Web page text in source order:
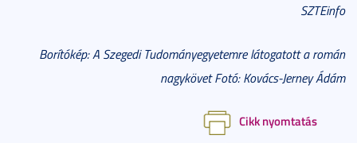
SZTEinfo
Borítókép: A Szegedi Tudományegyetemre látogatott a román
nagykövet Fotó: Kovács-Jerney Ádám
Cikk nyomtatás